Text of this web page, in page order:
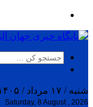
شنبه / ۱۷ مرداد / ۱۴۰۵
Saturday, 8 August , 2026